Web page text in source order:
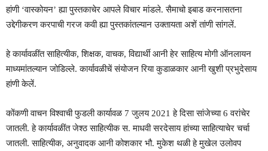
हांणी ‘वास्कोयन’ ह्या पुस्तकाचेर आपले विचार मांडले. सैमाचो इबाड करनासतना
उद्देगीकरण करपाची गरज कवी ह्या पुस्तकांतल्यान उक्तायता अशें तांणी सांगलें.
हे कार्यावळींत साहित्यीक, शिक्षक, वाचक, विद्यार्थी आनी हेर साहित्य मोगी ऑनलायन
माध्यमांतल्यान जोडिल्ले. कार्यावळीचें संयोजन रिया कुडाळकार आनी खुशी प्रभुदेसाय
हांणी केलें.
कोंकणी वाचन विश्वाची फुडली कार्यावळ 7 जुलय 2021 हे दिसा सांजेच्या 6 वरांचेर
जातली. हे कार्यावळींत जेश्ठ साहित्यीक स. माधवी सरदेसाय हांच्या साहित्याचेर चर्चा
जातली. साहित्यीक, अनुवादक आनी कोशकार भौ. मुकेश थळी हे मुखेल उलोवप